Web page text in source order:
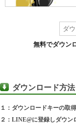
無料でダウン
ダウンロード方法
１：ダウンロードキーの取
２：LINE@に登録しダウン